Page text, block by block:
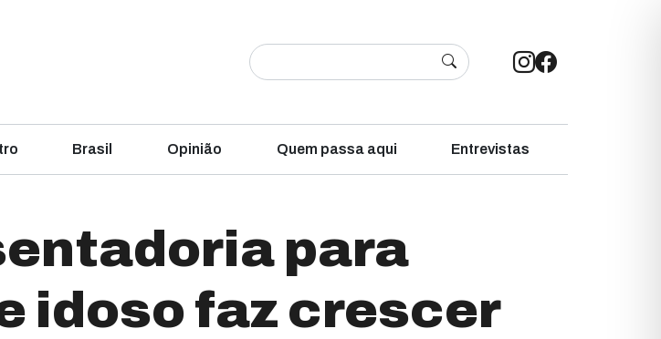
Brasil Opinião Quem passa aqui Entrevistas
para
idoso faz crescer